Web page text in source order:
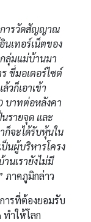
การวัดสัญญาณ
เทอร์เน็ตของ
ลุ่มแม่บ้านมา
ขี่มอเตอร์ไซต์
วก็เอาเข้า
บาทต่อหลังคา
รายจุด และ
ก็จะได้รับหุ้นใน
นผู้บริหารโครง
นเรายังไม่มี
ภาคภูมิกล่าว
ารที่ต้องยอมรับ
ำให้โลก